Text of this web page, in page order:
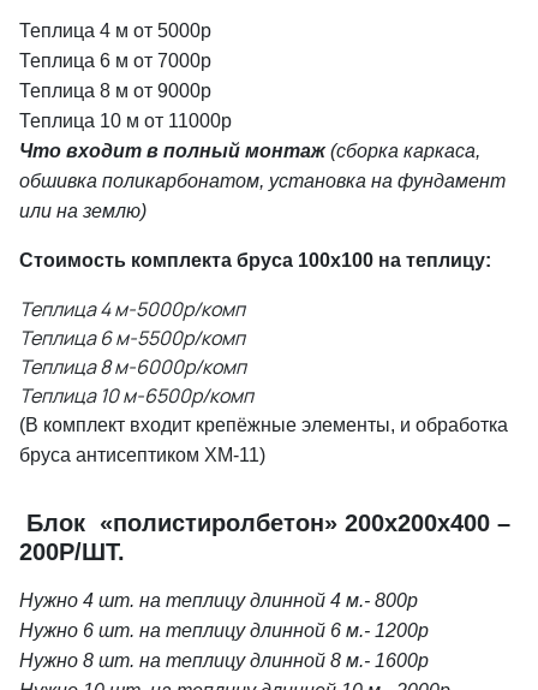
Теплица 4 м от 5000р
Теплица 6 м от 7000р
Теплица 8 м от 9000р
Теплица 10 м от 11000р
Что входит в полный монтаж(сборка каркаса,
обшивка поликарбонатом, установка на фундамент
или на землю)
Стоимость комплекта бруса 100х100 на теплицу:
Теплица 4 м-5000р/комп
Теплица 6 м-5500р/комп
Теплица 8 м-6000р/комп
Теплица 10 м-6500р/комп
(В комплект входит крепёжные элементы, и обработка
бруса антисептиком ХМ-11)
Блок «полистиролбетон» 200х200х400 –
200Р/ШТ.
Нужно 4 шт. на теплицу длинной 4 м.- 800р
Нужно 6 шт. на теплицу длинной 6 м.- 1200р
Нужно 8 шт. на теплицу длинной 8 м.- 1600р